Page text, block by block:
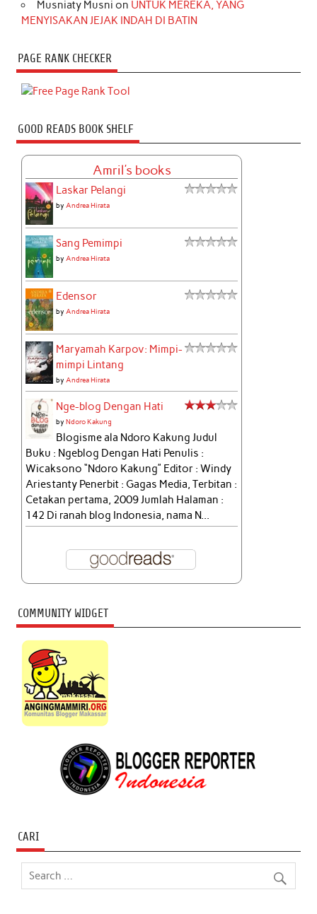
Musniaty Musni on UNTUK MEREKA, YANG
MENYISAKAN JEJAK INDAH DI BATIN
PAGE RANK CHECKER
GOOD READS BOOK SHELF
Amril's books
Laskar Pelangi
by Andrea Hirata
Sang Pemimpi
by Andrea Hirata
Edensor
by Andrea Hirata
Maryamah Karpov: Mimpi-
mimpi Lintang
by Andrea Hirata
Nge-blog Dengan Hati
byNdoro Kakung
Blogisme ala Ndoro Kakung Judul
Buku : Ngeblog Dengan Hati Penulis :
Wicaksono “Ndoro Kakung” Editor : Windy
Ariestanty Penerbit : Gagas Media, Terbitan :
Cetakan pertama, 2009 Jumlah Halaman :
142 Di ranah blog Indonesia, nama N...
COMMUNITY WIDGET
CARI